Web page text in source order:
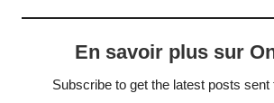
En savoir plus sur
Subscribe to get the latest posts sent